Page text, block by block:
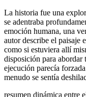
La historia fue una
se adentraba
emoción humana, una
autor describe el paisaje
como si estuviera allí
disposición para abordar
ejecución parecía
menudo se sentía
resumen dinámica entre